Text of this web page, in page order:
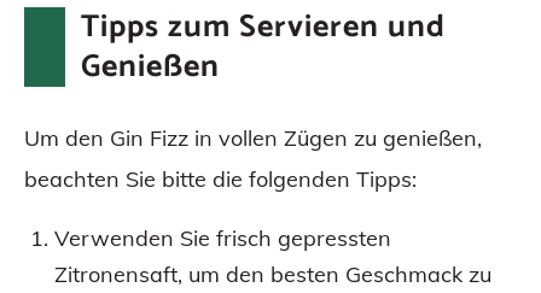
Tipps zum Servieren und
Genießen
Um den Gin Fizz in vollen Zügen zu genießen,
beachten Sie bitte die folgenden Tipps:
Verwenden Sie frisch gepressten
Zitronensaft, um den besten Geschmack zu